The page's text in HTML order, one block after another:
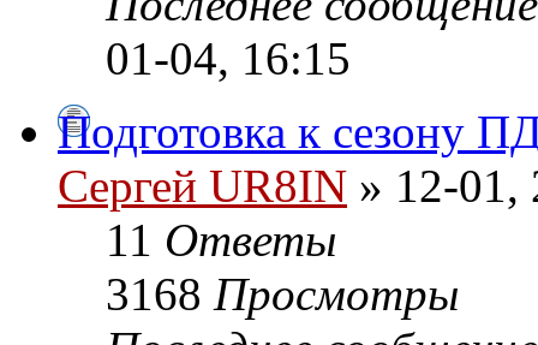
01-04, 16:15
Подготовка к сезону
Сергей UR8IN » 12-01,
11 Ответы
3168 Просмотры